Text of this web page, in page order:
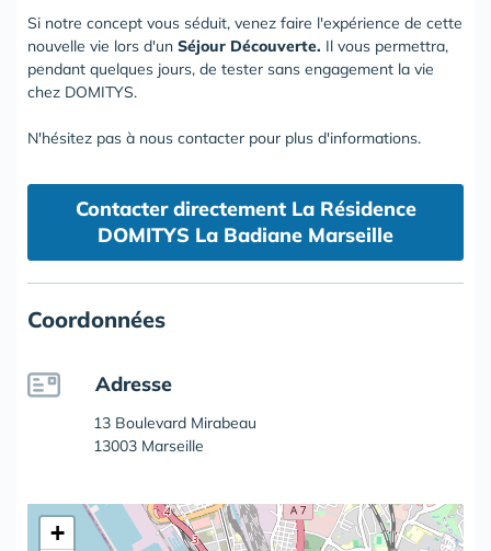
Si notre concept vous séduit, venez faire l'expérience de cette
nouvelle vie lors d'un Séjour Découverte. Il vous permettra,
pendant quelques jours, de tester sans engagement la vie
chez DOMITYS.
N'hésitez pas à nous contacter pour plus d'informations.
Contacter directement La Résidence
DOMITYS La Badiane Marseille
Coordonnées
Adresse
13 Boulevard Mirabeau
13003 Marseille
+